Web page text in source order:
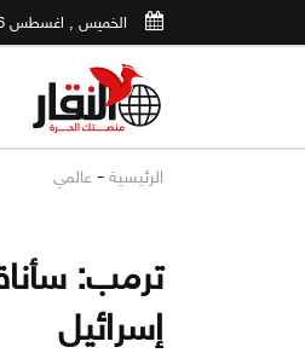
الخميس , اغسطس 6 , 2026
الرئيسية - عالمي
ترمب:
إسرائيل